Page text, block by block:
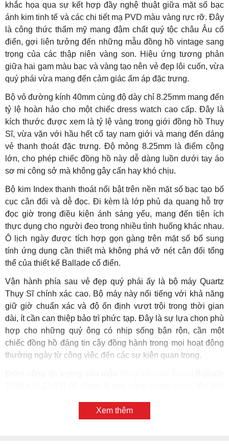
khắc họa qua sự kết hợp đầy nghệ thuật giữa mặt số bạc
ánh kim tinh tế và các chi tiết mạ PVD màu vàng rực rỡ. Đây
là công thức thẩm mỹ mang đậm chất quý tộc châu Âu cổ
điển, gợi liên tưởng đến những mẫu đồng hồ vintage sang
trọng của các thập niên vàng son. Hiệu ứng tương phản
giữa hai gam màu bạc và vàng tạo nên vẻ đẹp lôi cuốn, vừa
quý phái vừa mang đến cảm giác ấm áp đặc trưng.
Bộ vỏ đường kính 40mm cùng độ dày chỉ 8.25mm mang đến
tỷ lệ hoàn hảo cho một chiếc dress watch cao cấp. Đây là
kích thước được xem là tỷ lệ vàng trong giới đồng hồ Thụy
Sĩ, vừa vặn với hầu hết cổ tay nam giới và mang đến dáng
vẻ thanh thoát đặc trưng. Độ mỏng 8.25mm là điểm cộng
lớn, cho phép chiếc đồng hồ này dễ dàng luồn dưới tay áo
sơ mi công sở mà không gây cấn hay khó chịu.
Bộ kim Index thanh thoát nổi bật trên nền mặt số bạc tạo bố
cục cân đối và dễ đọc. Đi kèm là lớp phủ dạ quang hỗ trợ
đọc giờ trong điều kiện ánh sáng yếu, mang đến tiện ích
thực dụng cho người đeo trong nhiều tình huống khác nhau.
Ô lịch ngày được tích hợp gọn gàng trên mặt số bổ sung
tính ứng dụng cần thiết mà không phá vỡ nét cân đối tổng
thể của thiết kế Ballade cổ điển.
Vận hành phía sau vẻ đẹp quý phái ấy là bộ máy Quartz
Thụy Sĩ chính xác cao. Bộ máy này nổi tiếng với khả năng
giữ giờ chuẩn xác và độ ổn định vượt trội trong thời gian
dài, ít cần can thiệp bảo trì phức tạp. Đây là sự lựa chọn phù
hợp cho những quý ông có nhịp sống bận rộn, cần một
chiếc đồng hồ đáng tin cậy đồng hành trong mọi hoạt động
thường ngày từ công việc đến các sự kiện quan trọng.
watch, cho phép người đeo yên tâm trong nhiều hoạt động
Xem thêm